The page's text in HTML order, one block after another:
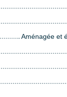
Aménagée et